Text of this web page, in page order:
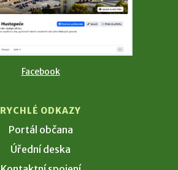
Facebook
RYCHLÉ ODKAZY
Portál občana
Úřední deska